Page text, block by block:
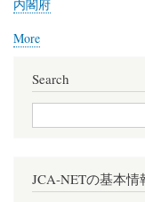
More
内
閣
Search
Search
JCA-NETの基本情